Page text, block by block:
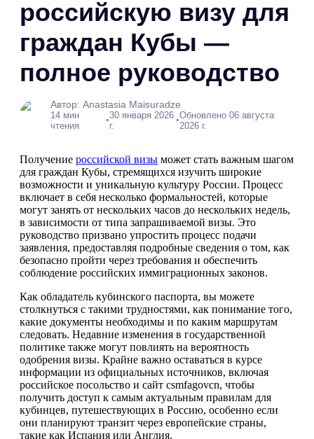
российскую визу для
граждан Кубы —
полное руководство
Автор: Anastasia Maisuradze
14 мин
чтения
•30 января 2026
г.
•Обновлено 06 августа
2026 г.
Получение российской визы может стать важным шагом
для граждан Кубы, стремящихся изучить широкие
возможности и уникальную культуру России. Процесс
включает в себя несколько формальностей, которые
могут занять от нескольких часов до нескольких недель,
в зависимости от типа запрашиваемой визы. Это
руководство призвано упростить процесс подачи
заявления, предоставляя подробные сведения о том, как
безопасно пройти через требования и обеспечить
соблюдение российских иммиграционных законов.
Как обладатель кубинского паспорта, вы можете
столкнуться с такими трудностями, как понимание того,
какие документы необходимы и по каким маршрутам
следовать. Недавние изменения в государственной
политике также могут повлиять на вероятность
одобрения визы. Крайне важно оставаться в курсе
информации из официальных источников, включая
российское посольство и сайт csmfagovcn, чтобы
получить доступ к самым актуальным правилам для
кубинцев, путешествующих в Россию, особенно если
они планируют транзит через европейские страны,
такие как Испания или Англия.